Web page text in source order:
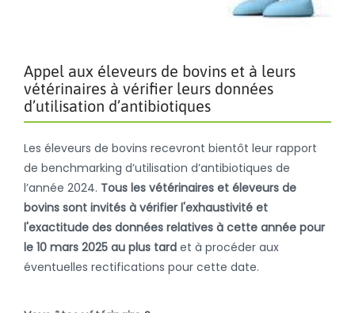
Appel aux éleveurs de bovins et à leurs
vétérinaires à vérifier leurs données
d’utilisation d’antibiotiques
Les éleveurs de bovins recevront bientôt leur rapport
de benchmarking d’utilisation d’antibiotiques de
l’année 2024. Tous les vétérinaires et éleveurs de
bovins sont invités à vérifier l'exhaustivité et
l'exactitude des données relatives à cette année pour
le 10 mars 2025 au plus tard et à procéder aux
éventuelles rectifications pour cette date.